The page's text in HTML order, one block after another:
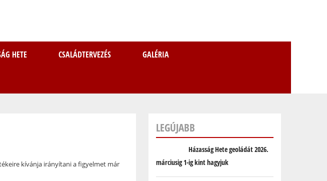
HETE CSALÁDTERVEZÉS GALÉRIA
kívánja irányítani a figyelmet már
LEGÚJABB
Házasság Hete geoládát 2026.
márciusig 1-ig kint hagyjuk